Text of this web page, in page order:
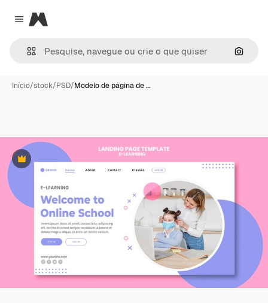
Close menu
Magnific
Início/stock/PSD/Modelo de página de …
Premium